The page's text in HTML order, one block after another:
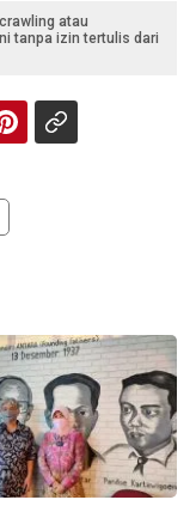
atau
tanpa izin tertulis dari